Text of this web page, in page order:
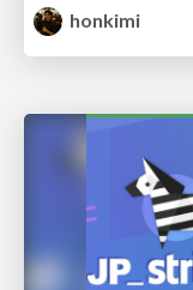
honkimi